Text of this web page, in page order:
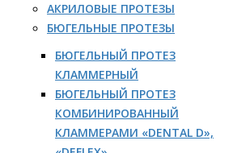
АКРИЛОВЫЕ ПРОТЕЗЫ
БЮГЕЛЬНЫЕ ПРОТЕЗЫ
БЮГЕЛЬНЫЙ ПРОТЕЗ
КЛАММЕРНЫЙ
БЮГЕЛЬНЫЙ ПРОТЕЗ
КОМБИНИРОВАННЫЙ
КЛАММЕРАМИ «DENTAL D»,